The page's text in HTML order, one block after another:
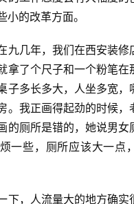
小的改革方面。
九几年，我们在西安装
拿了个尺子和一个粉笔在
子多长多大，人坐多宽，
。我正画得起劲的时候，
的厕所是错的，她说男女
一些，厕所应该大一点
下，人流量大的地方确实